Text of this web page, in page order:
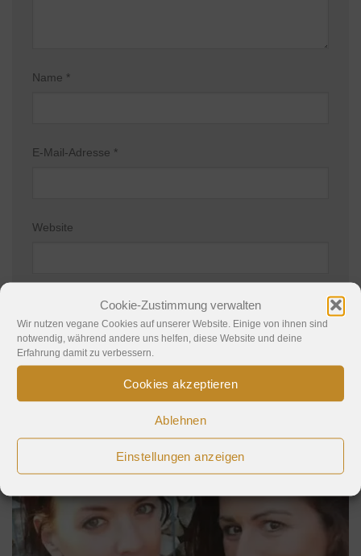
Cookie-Zustimmung verwalten
Wir nutzen vegane Cookies auf unserer Website. Einige von ihnen sind
notwendig, während andere uns helfen, diese Website und deine
Erfahrung damit zu verbessern.
Cookies akzeptieren
Ablehnen
Einstellungen anzeigen
Name *
E-Mail-Adresse *
Website